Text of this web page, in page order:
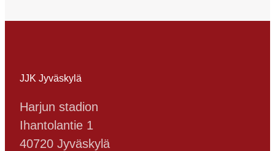
JJK Jyväskylä
Harjun stadion
Ihantolantie 1
40720 Jyväskylä